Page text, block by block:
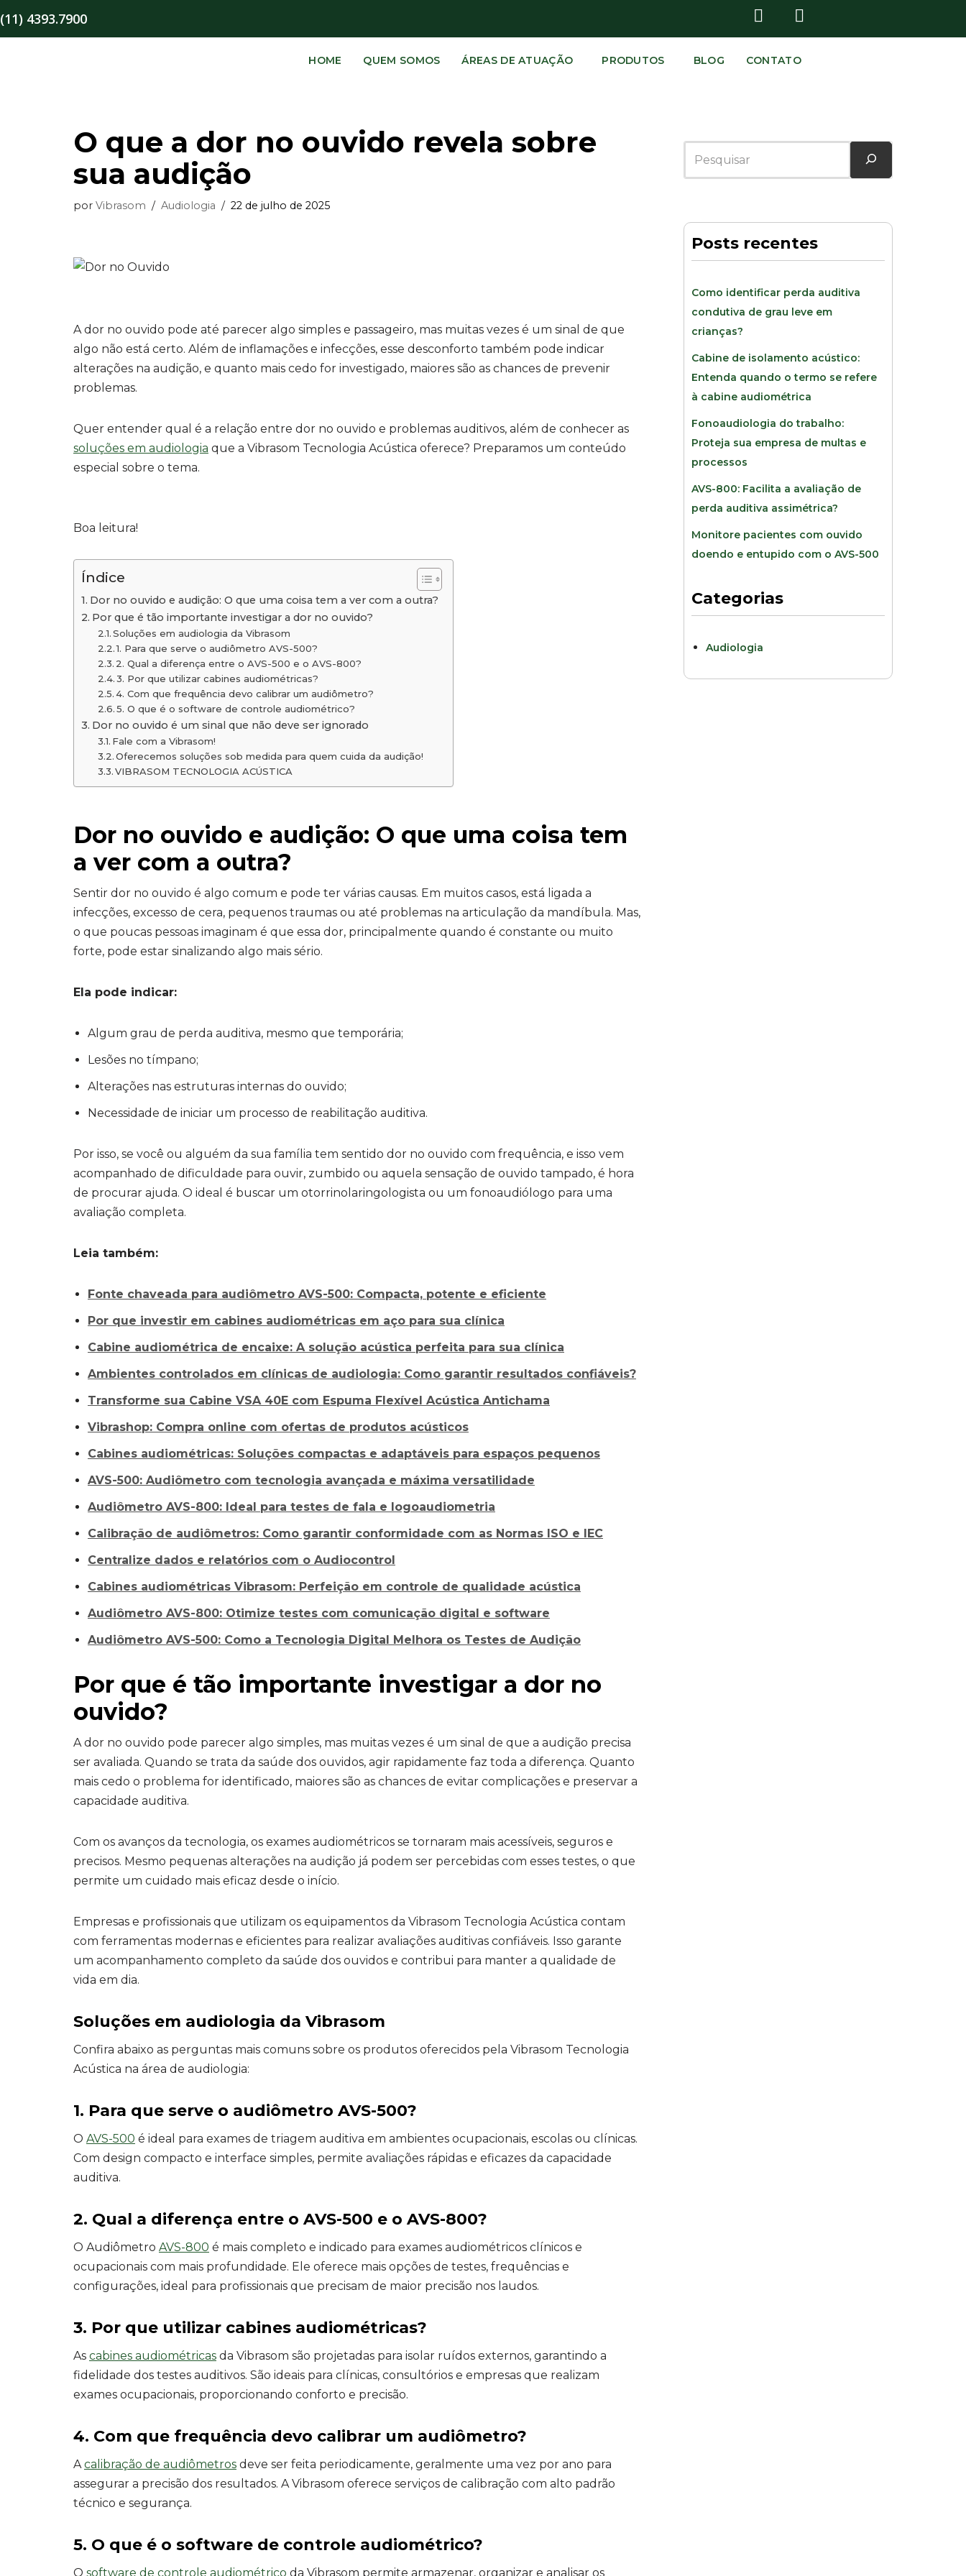
Pular
(11) 4393.7900
HOME QUEM SOMOS ÁREAS DE ATUAÇÃO PRODUTOS BLOG CONTATO
O que a dor no ouvido revela sobre
sua audição
por Vibrasom Audiologia 22 de julho de 2025
A dor no ouvido pode até parecer algo simples e passageiro, mas muitas vezes é um sinal de que
algo não está certo. Além de inflamações e infecções, esse desconforto também pode indicar
alterações na audição, e quanto mais cedo for investigado, maiores são as chances de prevenir
problemas.
Quer entender qual é a relação entre dor no ouvido e problemas auditivos, além de conhecer as
soluções em audiologia que a Vibrasom Tecnologia Acústica oferece? Preparamos um conteúdo
especial sobre o tema.
Boa leitura!
Índice
Dor no ouvido e audição: O que uma coisa tem a ver com a outra?
Por que é tão importante investigar a dor no ouvido?
Soluções em audiologia da Vibrasom
1. Para que serve o audiômetro AVS-500?
2. Qual a diferença entre o AVS-500 e o AVS-800?
3. Por que utilizar cabines audiométricas?
4. Com que frequência devo calibrar um audiômetro?
5. O que é o software de controle audiométrico?
Dor no ouvido é um sinal que não deve ser ignorado
Fale com a Vibrasom!
Oferecemos soluções sob medida para quem cuida da audição!
VIBRASOM TECNOLOGIA ACÚSTICA
Dor no ouvido e audição: O que uma coisa tem
a ver com a outra?
Sentir dor no ouvido é algo comum e pode ter várias causas. Em muitos casos, está ligada a
infecções, excesso de cera, pequenos traumas ou até problemas na articulação da mandíbula. Mas,
o que poucas pessoas imaginam é que essa dor, principalmente quando é constante ou muito
forte, pode estar sinalizando algo mais sério.
Ela pode indicar:
Algum grau de perda auditiva, mesmo que temporária;
Lesões no tímpano;
Alterações nas estruturas internas do ouvido;
Necessidade de iniciar um processo de reabilitação auditiva.
Por isso, se você ou alguém da sua família tem sentido dor no ouvido com frequência, e isso vem
acompanhado de dificuldade para ouvir, zumbido ou aquela sensação de ouvido tampado, é hora
de procurar ajuda. O ideal é buscar um otorrinolaringologista ou um fonoaudiólogo para uma
avaliação completa.
Leia também:
Fonte chaveada para audiômetro AVS-500: Compacta, potente e eficiente
Por que investir em cabines audiométricas em aço para sua clínica
Cabine audiométrica de encaixe: A solução acústica perfeita para sua clínica
Ambientes controlados em clínicas de audiologia: Como garantir resultados confiáveis?
Transforme sua Cabine VSA 40E com Espuma Flexível Acústica Antichama
Vibrashop: Compra online com ofertas de produtos acústicos
Cabines audiométricas: Soluções compactas e adaptáveis para espaços pequenos
AVS-500: Audiômetro com tecnologia avançada e máxima versatilidade
Audiômetro AVS-800: Ideal para testes de fala e logoaudiometria
Calibração de audiômetros: Como garantir conformidade com as Normas ISO e IEC
Centralize dados e relatórios com o Audiocontrol
Cabines audiométricas Vibrasom: Perfeição em controle de qualidade acústica
Audiômetro AVS-800: Otimize testes com comunicação digital e software
Audiômetro AVS-500: Como a Tecnologia Digital Melhora os Testes de Audição
Por que é tão importante investigar a dor no
ouvido?
A dor no ouvido pode parecer algo simples, mas muitas vezes é um sinal de que a audição precisa
ser avaliada. Quando se trata da saúde dos ouvidos, agir rapidamente faz toda a diferença. Quanto
mais cedo o problema for identificado, maiores são as chances de evitar complicações e preservar a
capacidade auditiva.
Com os avanços da tecnologia, os exames audiométricos se tornaram mais acessíveis, seguros e
precisos. Mesmo pequenas alterações na audição já podem ser percebidas com esses testes, o que
permite um cuidado mais eficaz desde o início.
Empresas e profissionais que utilizam os equipamentos da Vibrasom Tecnologia Acústica contam
com ferramentas modernas e eficientes para realizar avaliações auditivas confiáveis. Isso garante
um acompanhamento completo da saúde dos ouvidos e contribui para manter a qualidade de
vida em dia.
Soluções em audiologia da Vibrasom
Confira abaixo as perguntas mais comuns sobre os produtos oferecidos pela Vibrasom Tecnologia
Acústica na área de audiologia:
1. Para que serve o audiômetro AVS-500?
O AVS-500 é ideal para exames de triagem auditiva em ambientes ocupacionais, escolas ou clínicas.
Com design compacto e interface simples, permite avaliações rápidas e eficazes da capacidade
auditiva.
2. Qual a diferença entre o AVS-500 e o AVS-800?
O Audiômetro AVS-800 é mais completo e indicado para exames audiométricos clínicos e
ocupacionais com mais profundidade. Ele oferece mais opções de testes, frequências e
configurações, ideal para profissionais que precisam de maior precisão nos laudos.
3. Por que utilizar cabines audiométricas?
As cabines audiométricas da Vibrasom são projetadas para isolar ruídos externos, garantindo a
fidelidade dos testes auditivos. São ideais para clínicas, consultórios e empresas que realizam
exames ocupacionais, proporcionando conforto e precisão.
4. Com que frequência devo calibrar um audiômetro?
Acalibração de audiômetros deve ser feita periodicamente, geralmente uma vez por ano para
assegurar a precisão dos resultados. A Vibrasom oferece serviços de calibração com alto padrão
técnico e segurança.
5. O que é o software de controle audiométrico?
O software de controle audiométrico da Vibrasom permite armazenar, organizar e analisar os
Posts recentes
Como identificar perda auditiva
condutiva de grau leve em
crianças?
Cabine de isolamento acústico:
Entenda quando o termo se refere
à cabine audiométrica
Fonoaudiologia do trabalho:
Proteja sua empresa de multas e
processos
AVS-800: Facilita a avaliação de
perda auditiva assimétrica?
Monitore pacientes com ouvido
doendo e entupido com o AVS-500
Categorias
Audiologia